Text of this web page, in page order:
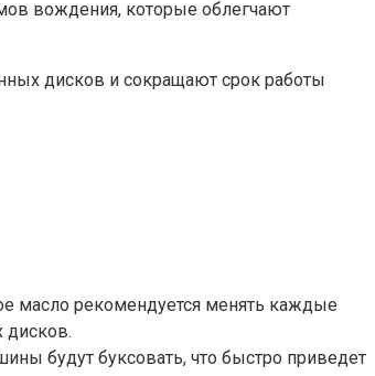
вождения, которые облегчают
дисков и сокращают срок работы
масло рекомендуется менять каждые
дисков.
будут буксовать, что быстро приведет